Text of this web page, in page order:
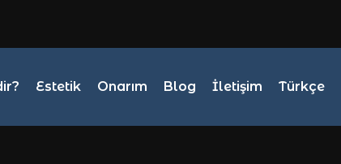
Estetik Onarım Blog İletişim Türkçe